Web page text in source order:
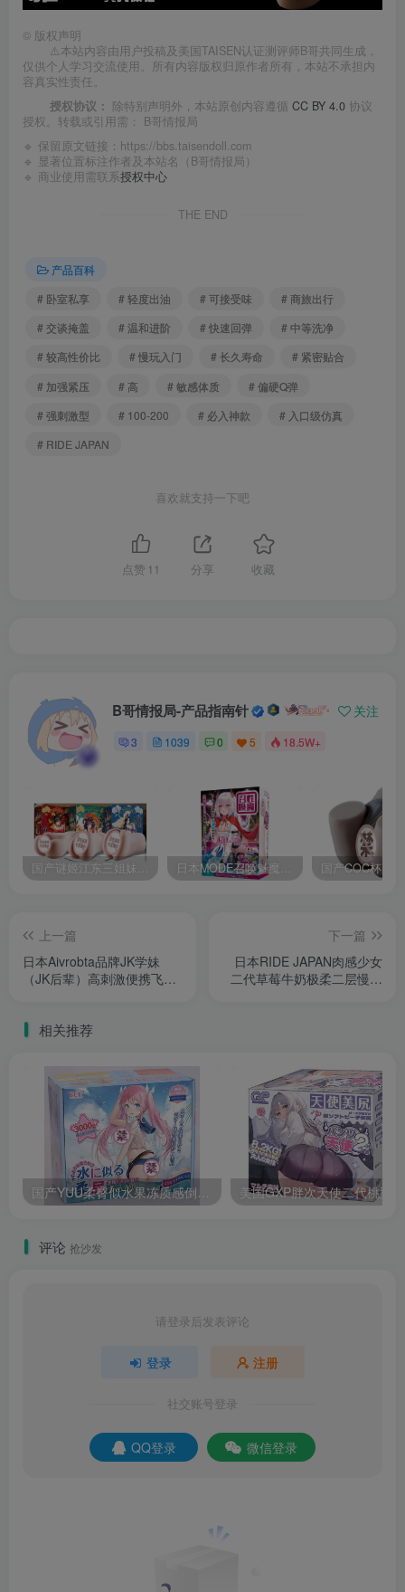
© 版权声明
⚠️本站内容由用户投稿及美国TAISEN认证测评师B哥共同生成，
仅供个人学习交流使用。所有内容版权归原作者所有，本站不承担内
容真实性责任。
授权协议： 除特别声明外，本站原创内容遵循 CC BY 4.0 协议
授权。转载或引用需： B哥情报局
🔹 保留原文链接： https://bbs.taisendoll.com
🔹 显著位置标注作者及本站名（B哥情报局）
🔹 商业使用需联系授权中心
THE END
产品百科
# 卧室私享
# 轻度出油 # 可接受味
# 商旅出行
# 交谈掩盖
# 温和进阶 # 快速回弹
# 中等洗净
# 较高性价比
# 慢玩入门 # 长久寿命
# 紧密贴合
# 加强紧压
# 高 # 敏感体质
# 偏硬Q弹
# 强刺激型
# 100-200 # 必入神款
# 入口级仿真
# RIDE JAPAN
喜欢就支持一下吧
点赞 11 分享 收藏
B哥情报局-产品指南针 关注
3 1039 0 5 18.5W+
国产谜姬江东三姐妹国潮飞机杯低中高刺激度全覆盖飞机杯测评报告 日本MODE召唤魅魔飞机杯高刺激榨汁姬名器倒模自慰器使用体验及测评报告
上一篇
日本Aivrobta品牌JK学妹
（JK后辈）高刺激便携飞机
下一篇
日本RIDE JAPAN肉感少女
二代草莓牛奶极柔二层慢玩
相关推荐
国产YUU柔臀似水果冻质感倒模名器慢玩体验飞机杯测评报告
评论 抢沙发
请登录后发表评论
登录 注册
社交账号登录
QQ登录 微信登录